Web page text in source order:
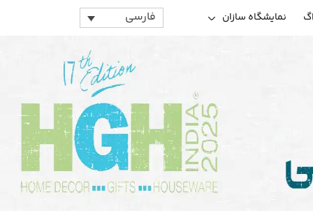
نمایشگاه سازان فارسی